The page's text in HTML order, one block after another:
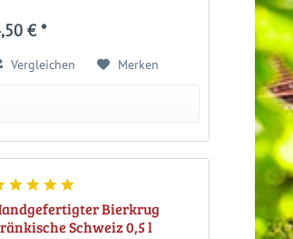
eines Kletterseils. Das...
€ *
Vergleichen Merken
Bierkrug
Schweiz 0,5 l